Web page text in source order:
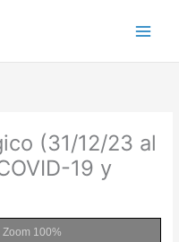
(31/12/23 al
19 y
Zoom 100%